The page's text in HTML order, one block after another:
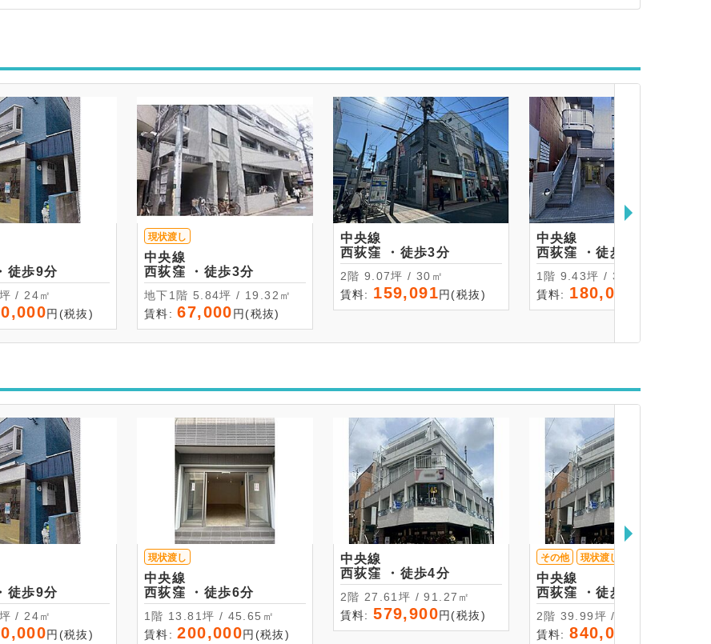
西荻窪 ・徒歩9分
坪 / 24㎡
円(税抜)
現状渡し
中央線
西荻窪 ・徒歩3分
地下1階 5.84坪 / 19.32㎡
賃料:67,000円(税抜)
中央線
西荻窪 ・徒歩3分
2階 9.07坪 / 30㎡
賃料: 159,091円(税抜)
中央線
西荻窪 ・徒歩3分
1階 9.43坪 / 31.19㎡
賃料: 180,000
西荻窪 ・徒歩9分
坪 / 24㎡
円(税抜)
現状渡し
中央線
西荻窪 ・徒歩6分
1階 13.81坪 / 45.65㎡
賃料:200,000円(税抜)
中央線
西荻窪 ・徒歩4分
2階 27.61坪 / 91.27㎡
賃料:579,900円(税抜)
その他 現状渡し
中央線
西荻窪 ・徒歩4分
2階 39.99坪 / 132.19㎡
賃料:840,000